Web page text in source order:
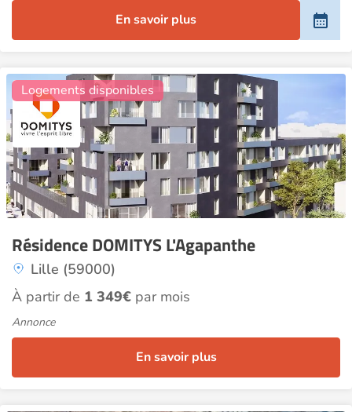
En savoir plus
Résidence DOMITYS L'Agapanthe
Lille (59000)
Logements disponibles
À partir de 1 349€ par mois
Annonce
En savoir plus